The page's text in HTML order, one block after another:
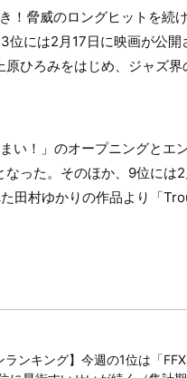
！脅威のロングヒットを続
には2月17日に映画が公開
ひろみをはじめ、ジャズ
い！」のオープニングとエ
った。そのほか、9位には
田村ゆかりの作品より「
ランキング】今週の1位は「